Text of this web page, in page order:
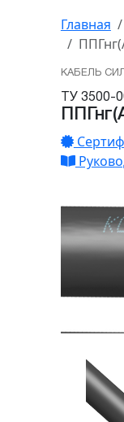
Главная
КАБЕЛЬ
ТУ 3500-